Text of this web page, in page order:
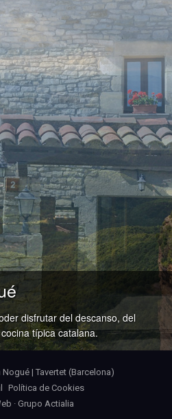
disfrutar del descanso, del
típica catalana.
Nogué | Tavertet (Barcelona)
Política de Cookies
· Grupo Actialia